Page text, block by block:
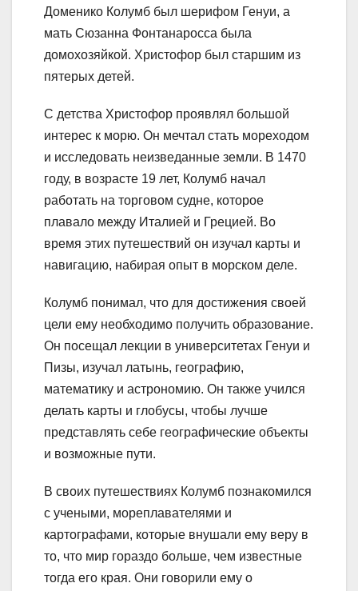
Доменико Колумб был шерифом Генуи, а
мать Сюзанна Фонтанаросса была
домохозяйкой. Христофор был старшим из
пятерых детей.
С детства Христофор проявлял большой
интерес к морю. Он мечтал стать мореходом
и исследовать неизведанные земли. В 1470
году, в возрасте 19 лет, Колумб начал
работать на торговом судне, которое
плавало между Италией и Грецией. Во
время этих путешествий он изучал карты и
навигацию, набирая опыт в морском деле.
Колумб понимал, что для достижения своей
цели ему необходимо получить образование.
Он посещал лекции в университетах Генуи и
Пизы, изучал латынь, географию,
математику и астрономию. Он также учился
делать карты и глобусы, чтобы лучше
представлять себе географические объекты
и возможные пути.
В своих путешествиях Колумб познакомился
с учеными, мореплавателями и
картографами, которые внушали ему веру в
то, что мир гораздо больше, чем известные
тогда его края. Они говорили ему о